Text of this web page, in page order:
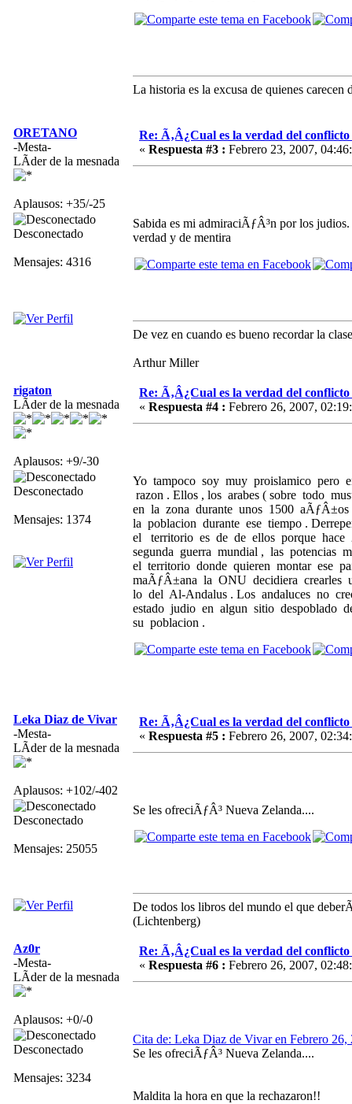
La historia es la excusa de quienes carecen
ORETANO
-Mesta-
LÃ­der de la mesnada
Aplausos: +35/-25
Desconectado
Mensajes: 4316
Re: Ã‚Â¿Cual es la verdad del
« Respuesta #3 : Febrero 23, 2007,
Sabida es mi admiraciÃƒÂ³n por los
verdad y de mentira
De vez en cuando es bueno recordar la
Arthur Miller
rigaton
LÃ­der de la mesnada
Aplausos: +9/-30
Desconectado
Mensajes: 1374
Re: Ã‚Â¿Cual es la verdad del
« Respuesta #4 : Febrero 26, 2007,
Yo tampoco soy muy proislamico pero
razon . Ellos , los arabes ( sobre todo
en la zona durante unos 1500
la poblacion durante ese tiempo .
el territorio es de de ellos porque
segunda guerra mundial , las potencias
el territorio donde quieren montar ese
maÃƒÂ±ana la ONU decidiera
lo del Al-Andalus . Los andaluces no
estado judio en algun sitio
su poblacion .
Leka Diaz de Vivar
-Mesta-
LÃ­der de la mesnada
Aplausos: +102/-402
Desconectado
Mensajes: 25055
Re: Ã‚Â¿Cual es la verdad del
« Respuesta #5 : Febrero 26, 2007,
Se les ofreciÃƒÂ³ Nueva Zelanda....
De todos los libros del mundo el que
(Lichtenberg)
Az0r
-Mesta-
LÃ­der de la mesnada
Aplausos: +0/-0
Desconectado
Mensajes: 3234
Re: Ã‚Â¿Cual es la verdad del
« Respuesta #6 : Febrero 26, 2007,
Cita de: Leka Diaz de Vivar en Febrero 26,
Se les ofreciÃƒÂ³ Nueva Zelanda....
Maldita la hora en que la rechazaron!!